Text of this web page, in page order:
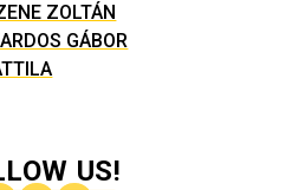
ZOLTÁN
GÁBOR
US!